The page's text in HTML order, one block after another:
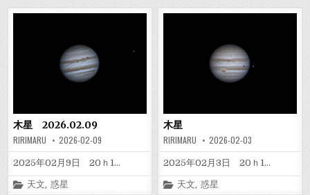
木星 2026.02.09
RIRIMARU 2026-02-09
2025年02月9日 20ｈ1…
Posted
天文,惑星
木星
RIRIMARU 2026-02-03
2025年02月3日 20ｈ1…
Posted
天文,惑星